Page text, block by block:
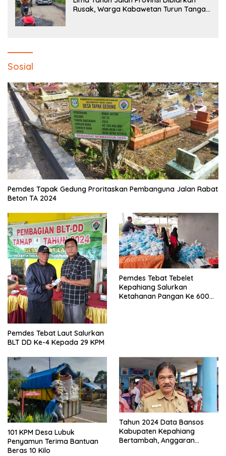
Rusak, Warga Kabawetan Turun Tangan
Sosial
Pemdes Tapak Gedung Proritaskan Pembanguna Jalan Rabat
Beton TA 2024
Pemdes Tebat Laut Salurkan
BLT DD Ke-4 Kepada 29 KPM
Pemdes Tebat Tebelet
Kepahiang Salurkan
Ketahanan Pangan Ke 600
101 KPM Desa Lubuk
Penyamun Terima Bantuan
Beras 10 Kilo
Tahun 2024 Data Bansos
Kabupaten Kepahiang
Bertambah, Anggaran